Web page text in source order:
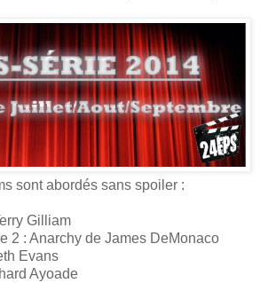
sont abordés sans spoiler :
Gilliam
2 : Anarchy de James DeMonaco
Evans
Ayoade